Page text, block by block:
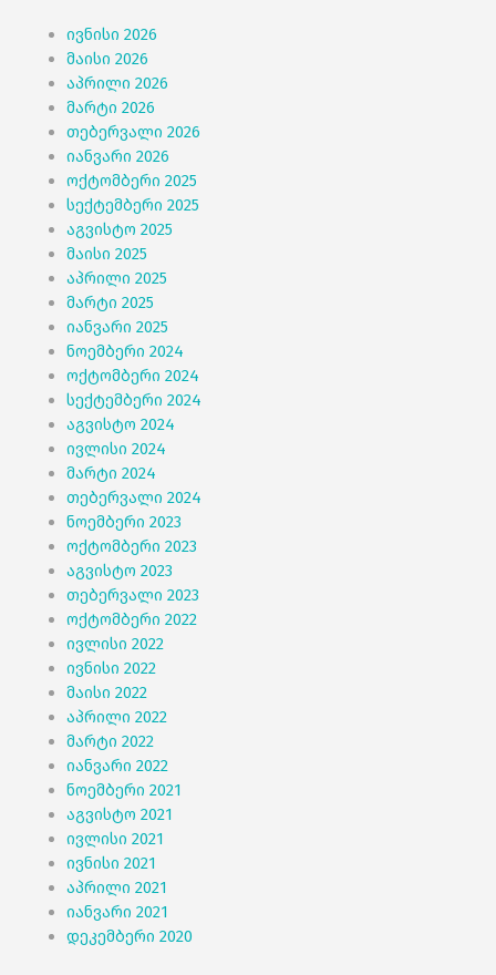
ივნისი 2026
მაისი 2026
აპრილი 2026
მარტი 2026
თებერვალი 2026
იანვარი 2026
ოქტომბერი 2025
სექტემბერი 2025
აგვისტო 2025
მაისი 2025
აპრილი 2025
მარტი 2025
იანვარი 2025
ნოემბერი 2024
ოქტომბერი 2024
სექტემბერი 2024
აგვისტო 2024
ივლისი 2024
მარტი 2024
თებერვალი 2024
ნოემბერი 2023
ოქტომბერი 2023
აგვისტო 2023
თებერვალი 2023
ოქტომბერი 2022
ივლისი 2022
ივნისი 2022
მაისი 2022
აპრილი 2022
მარტი 2022
იანვარი 2022
ნოემბერი 2021
აგვისტო 2021
ივლისი 2021
ივნისი 2021
აპრილი 2021
იანვარი 2021
დეკემბერი 2020